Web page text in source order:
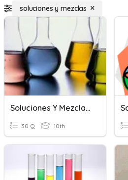
soluciones y mezclas
Soluciones Y Mezclas 10°
30 Q 10th